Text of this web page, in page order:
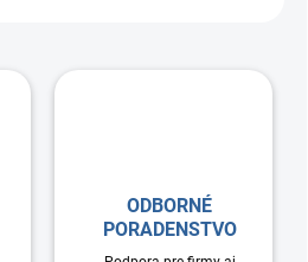
ODBORNÉ
PORADENSTVO